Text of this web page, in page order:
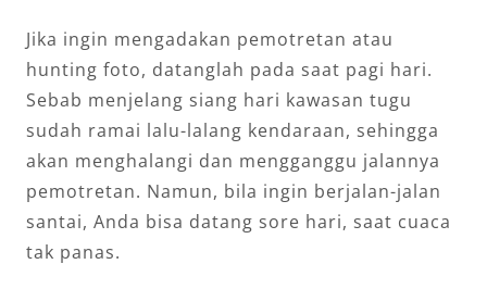
Jika ingin mengadakan pemotretan atau
hunting foto, datanglah pada saat pagi hari.
Sebab menjelang siang hari kawasan tugu
sudah ramai lalu-lalang kendaraan, sehingga
akan menghalangi dan mengganggu jalannya
pemotretan. Namun, bila ingin berjalan-jalan
santai, Anda bisa datang sore hari, saat cuaca
tak panas.